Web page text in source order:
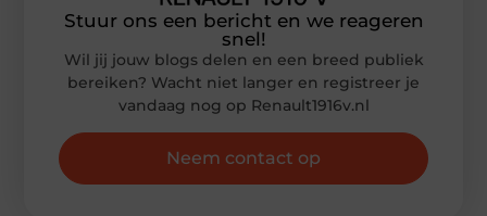
Stuur ons een bericht en we reageren
snel!
Wil jij jouw blogs delen en een breed publiek
bereiken? Wacht niet langer en registreer je
vandaag nog op Renault1916v.nl
Neem contact op